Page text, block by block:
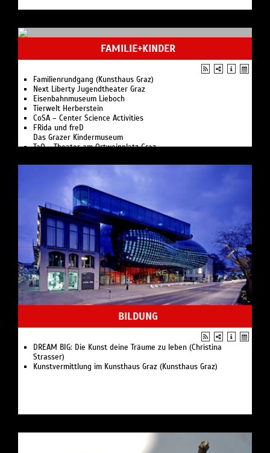
FAMILIE+KINDER
Familienrundgang (Kunsthaus Graz)
Next Liberty Jugendtheater Graz
Eisenbahnmuseum Lieboch
Tierwelt Herberstein
CoSA – Center Science Activities
FRida und freD
Das Grazer Kindermuseum
TaO - Theater am Ortweinplatz Graz
Stadtbibliothek Graz
BILDUNG
DREAM BIG: Die Kunst deine Träume zu leben (Christina
Strasser)
Kunstvermittlung im Kunsthaus Graz (Kunsthaus Graz)